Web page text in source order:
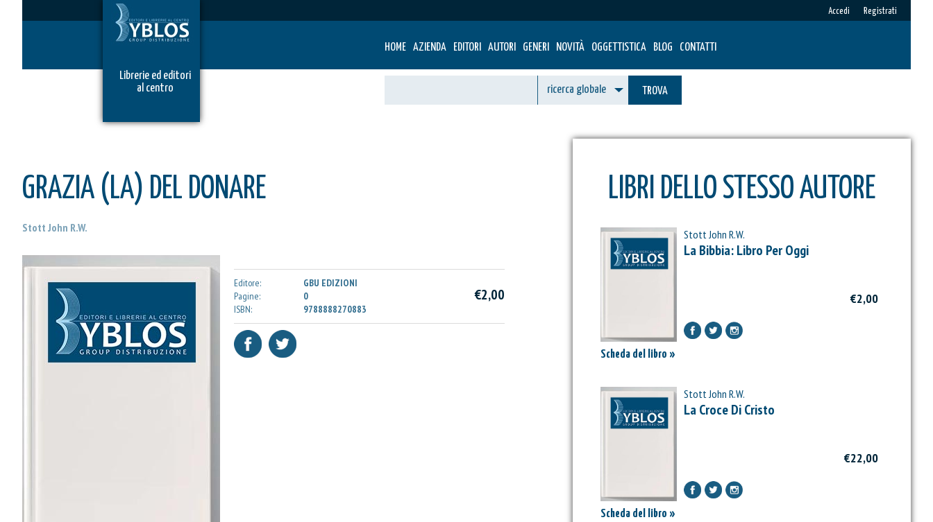
Registrati
Accedi
HOME AZIENDA EDITORI AUTORI GENERI NOVITÀ OGGETTISTICA BLOG CONTATTI
TROVA
Librerie ed editori
al centro
GRAZIA (LA) DEL DONARE
Stott John R.W.
Editore:
GBU EDIZIONI
Pagine:
0
ISBN:
9788888270883
€2,00
LIBRI DELLO STESSO AUTORE
Scheda del libro »
Stott John R.W.
La Bibbia: Libro Per Oggi
€2,00
Scheda del libro »
Stott John R.W.
La Croce Di Cristo
€22,00
Attualmente il tuo carrello è vuoto.